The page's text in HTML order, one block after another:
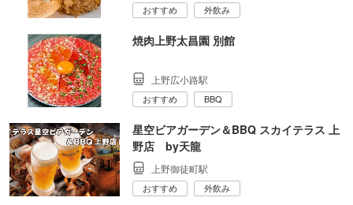
おすすめ 外飲み
焼肉上野太昌園 別館
上野広小路駅
おすすめ BBQ
星空ビアガーデン＆BBQ スカイテラス 上
野店 by天龍
上野御徒町駅
おすすめ 外飲み